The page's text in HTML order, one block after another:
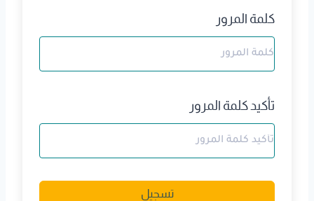
كلمة المرور
تأكيد كلمة المرور
تسجيل